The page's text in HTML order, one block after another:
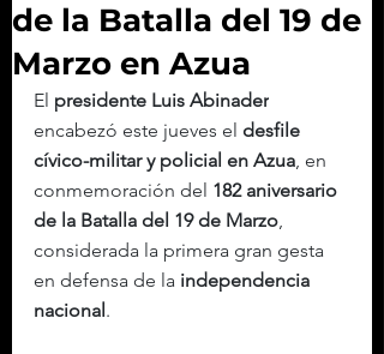
de la Batalla del 19 de
Marzo en Azua
El presidente Luis Abinader
encabezó este jueves el desfile
cívico-militar y policial en Azua, en
conmemoración del 182 aniversario
de la Batalla del 19 de Marzo,
considerada la primera gran gesta
en defensa de la independencia
nacional.